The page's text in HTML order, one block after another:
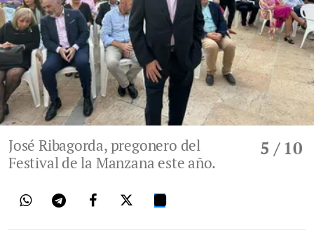
5 / 10
José Ribagorda, pregonero del
Festival de la Manzana este año.